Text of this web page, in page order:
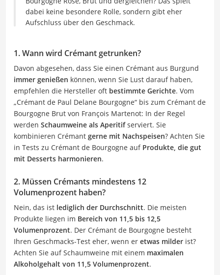
dabei keine besondere Rolle, sondern gibt eher
Aufschluss über den Geschmack.
1. Wann wird Crémant getrunken?
Davon abgesehen, dass Sie einen Crémant aus Burgund
immer genießen können, wenn Sie Lust darauf haben,
empfehlen die Hersteller oft bestimmte Gerichte. Vom
„Crémant de Paul Delane Bourgogne“ bis zum Crémant de
Bourgogne Brut von François Martenot: In der Regel
werden Schaumweine als Aperitifserviert. Sie
kombinieren Crémant gerne mit Nachspeisen? Achten Sie
in Tests zu Crémant de Bourgogne auf Produkte, die gut
mit Desserts harmonieren.
2. Müssen Crémants mindestens 12
Volumenprozent haben?
Nein, das ist lediglich der Durchschnitt. Die meisten
Produkte liegen im Bereich von 11,5 bis 12,5
Volumenprozent. Der Crémant de Bourgogne besteht
Ihren Geschmacks-Test eher, wenn er etwas milder ist?
Achten Sie auf Schaumweine mit einem maximalen
Alkoholgehalt von 11,5 Volumenprozent.